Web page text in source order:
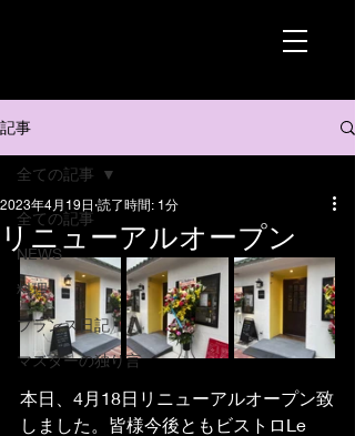
記事
全ての記事
NEWS
料理
フランス日記
マスターの独り言
全ての記事
リニューアルオープン
2023年4月19日 読了時間: 1分
本日、4月18日リニューアルオープン致
しました。皆様今後ともビストロLe